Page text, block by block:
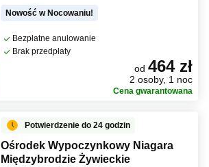
Nowość w Nocowaniu!
Bezpłatne anulowanie
Brak przedpłaty
od 464 zł
2 osoby, 1 noc
Cena gwarantowana
Potwierdzenie do 24 godzin
Ośrodek Wypoczynkowy Niagara
Międzybrodzie Żywieckie